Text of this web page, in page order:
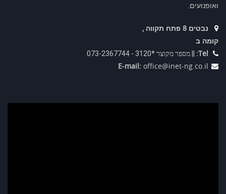
ואופנועים.
נבטים 8 פתח תקווה ,
קומה ב
Tel:
|| מספר מקוצר *3120 - 073-2367744
E-mail: office@inet-ng.co.il